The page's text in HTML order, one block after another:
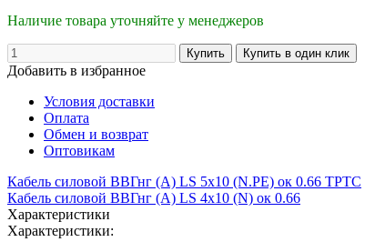
Наличие товара уточняйте у менеджеров
Добавить в избранное
Условия доставки
Оплата
Обмен и возврат
Оптовикам
Кабель силовой ВВГнг (А) LS 5х10 (N.PE) ок 0.66 ТРТС
Кабель силовой ВВГнг (А) LS 4х10 (N) ок 0.66
Характеристики
Характеристики: